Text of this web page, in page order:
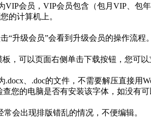
会员，VIP会员包含（包月VIP、包
的计算机上。
升级会员”会看到升级会员的操作流程。
，可以页面右侧单击下载按钮，您可以
、.doc的文件，不需要解压直接用
您的电脑是否有安装该字体，如没有
会出现排版错乱的情况，不便编辑。